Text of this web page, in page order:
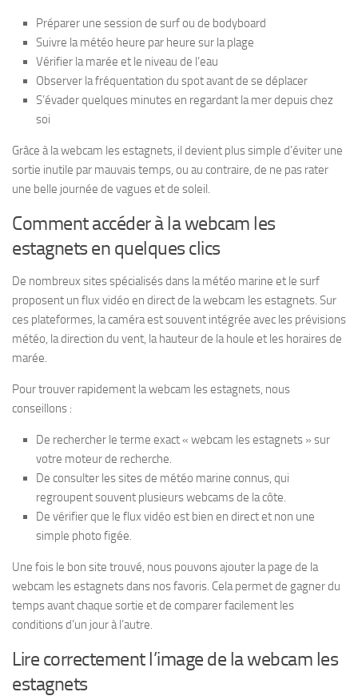
Préparer une session de surf ou de bodyboard
Suivre la météo heure par heure sur la plage
Vérifier la marée et le niveau de l’eau
Observer la fréquentation du spot avant de se déplacer
S’évader quelques minutes en regardant la mer depuis chez
soi
Grâce à la webcam les estagnets, il devient plus simple d’éviter une
sortie inutile par mauvais temps, ou au contraire, de ne pas rater
une belle journée de vagues et de soleil.
Comment accéder à la webcam les
estagnets en quelques clics
De nombreux sites spécialisés dans la météo marine et le surf
proposent un flux vidéo en direct de la webcam les estagnets. Sur
ces plateformes, la caméra est souvent intégrée avec les prévisions
météo, la direction du vent, la hauteur de la houle et les horaires de
marée.
Pour trouver rapidement la webcam les estagnets, nous
conseillons :
De rechercher le terme exact « webcam les estagnets » sur
votre moteur de recherche.
De consulter les sites de météo marine connus, qui
regroupent souvent plusieurs webcams de la côte.
De vérifier que le flux vidéo est bien en direct et non une
simple photo figée.
Une fois le bon site trouvé, nous pouvons ajouter la page de la
webcam les estagnets dans nos favoris. Cela permet de gagner du
temps avant chaque sortie et de comparer facilement les
conditions d’un jour à l’autre.
Lire correctement l’image de la webcam les
estagnets